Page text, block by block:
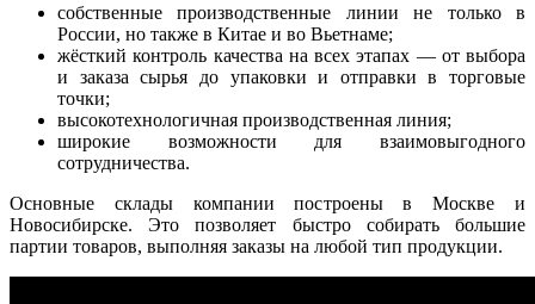
собственные производственные линии не только в
России, но также в Китае и во Вьетнаме;
жёсткий контроль качества на всех этапах — от выбора
и заказа сырья до упаковки и отправки в торговые
точки;
высокотехнологичная производственная линия;
широкие возможности для взаимовыгодного
сотрудничества.
Основные склады компании построены в Москве и
Новосибирске. Это позволяет быстро собирать большие
партии товаров, выполняя заказы на любой тип продукции.